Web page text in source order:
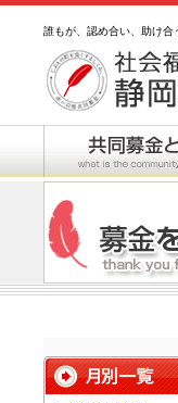
誰もが、認め合い、助け